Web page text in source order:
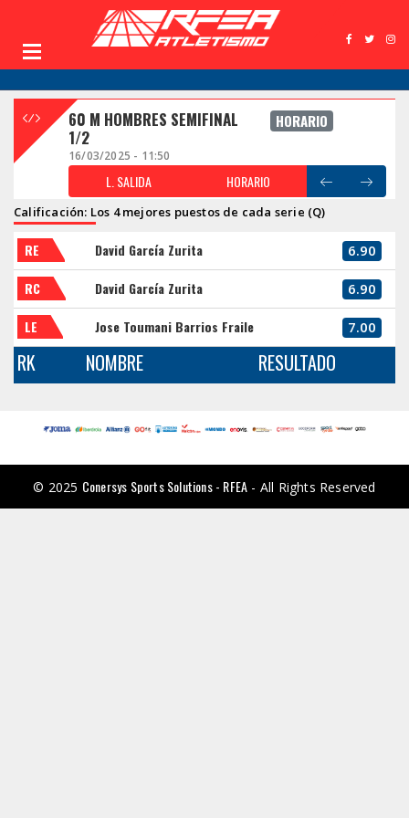
60 M HOMBRES SEMIFINAL
1/2
HORARIO
16/03/2025 - 11:50
L. SALIDA HORARIO
Calificación: Los 4 mejores puestos de cada serie (Q)
RE David García Zurita 6.90
RC David García Zurita 6.90
LE Jose Toumani Barrios Fraile 7.00
RK NOMBRE RESULTADO
© 2025 Conersys Sports Solutions - RFEA - All Rights Reserved